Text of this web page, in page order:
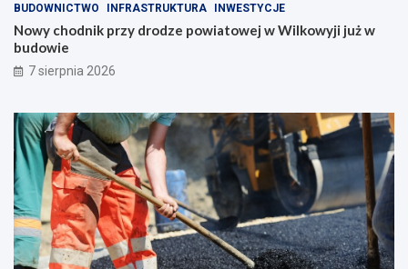
BUDOWNICTWO INFRASTRUKTURA INWESTYCJE
Nowy chodnik przy drodze powiatowej w Wilkowyji już w
budowie
7 sierpnia 2026